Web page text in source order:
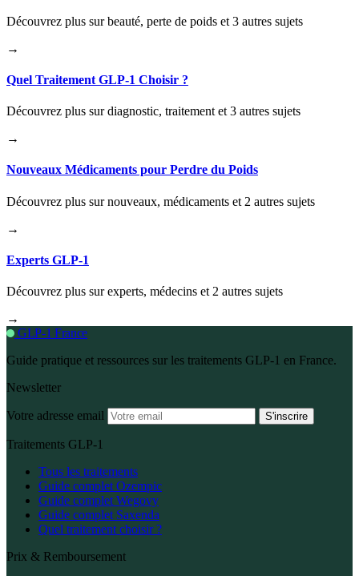
Découvrez plus sur beauté, perte de poids et 3 autres sujets
→
Quel Traitement GLP-1 Choisir ?
Découvrez plus sur diagnostic, traitement et 3 autres sujets
→
Nouveaux Médicaments pour Perdre du Poids
Découvrez plus sur nouveaux, médicaments et 2 autres sujets
→
Experts GLP-1
Découvrez plus sur experts, médecins et 2 autres sujets
→
GLP-1 France
Guide pratique et ressources sur les traitements GLP-1 en France.
Newsletter
Votre adresse email S'inscrire
Traitements GLP-1
Tous les traitements
Guide complet Ozempic
Guide complet Wegovy
Guide complet Saxenda
Quel traitement choisir ?
Prix & Remboursement